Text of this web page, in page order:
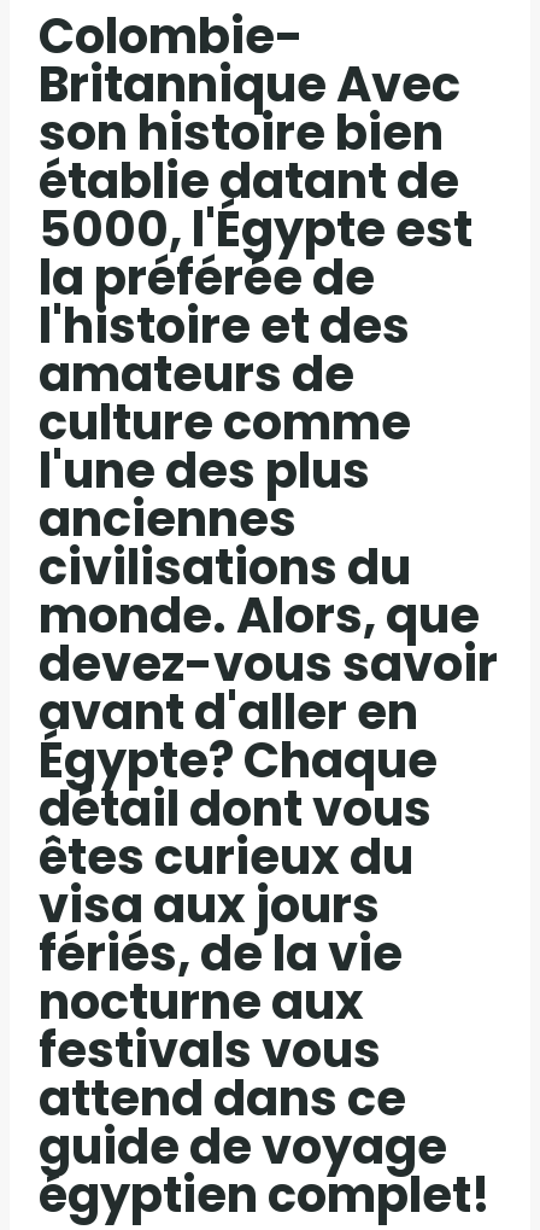
Colombie-
Britannique Avec
son histoire bien
établie datant de
5000, l'Égypte est
la préférée de
l'histoire et des
amateurs de
culture comme
l'une des plus
anciennes
civilisations du
monde. Alors, que
devez-vous savoir
avant d'aller en
Égypte? Chaque
détail dont vous
êtes curieux du
visa aux jours
fériés, de la vie
nocturne aux
festivals vous
attend dans ce
guide de voyage
égyptien complet!